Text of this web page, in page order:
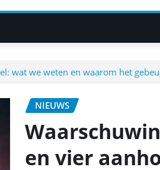
wat we weten en waarom het
NIEUWS
en vier